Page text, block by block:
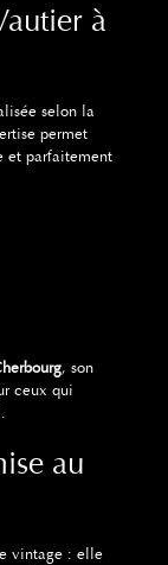
à
selon la
permet
et parfaitement
, son
ceux qui
au
vintage : elle